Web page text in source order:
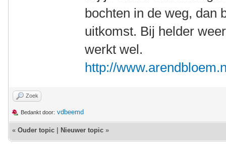
bochten in de weg, dan
uitkomst. Bij helder
werkt wel.
http://
Zoek
Bedankt door: vdbeemd
« Ouder topic Nieuwer topic »